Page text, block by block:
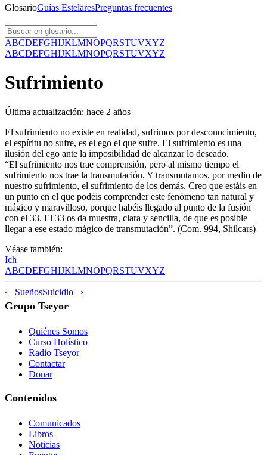
GlosarioGuías EstelaresPreguntas frecuentes
ABCDEFGHIJKLMNOPQRSTUVXYZ
ABCDEFGHIJKLMNOPQRSTUVXYZ
Sufrimiento
Última actualización: hace 2 años
El sufrimiento no existe en realidad, sufrimos por desconocimiento,
el espíritu no sufre, es el ego el que sufre. El sufrimiento es una
ilusión del ego ante la imposibilidad de alcanzar lo deseado.
“El sufrimiento nos trae comprensión, pero al mismo tiempo el
sufrimiento nos trae la transmutación. Y transmutamos, por medio de
nuestro sufrimiento, el sufrimiento de los demás. Creo que estáis en
un punto en el que podéis comprender este fenómeno tan natural y
mágico y maravilloso, porque habéis llegado al punto de la fusión
con el 33. El 33 os da muestra, clara y sencilla, de que es posible
llegar a ese estado mágico de transmutación”. (Com. 994, Shilcars)
Véase también:
Ich
ABCDEFGHIJKLMNOPQRSTUVXYZ
‹ SueñosSuicidio ›
Grupo Tseyor
Quiénes Somos
Curso Holístico
Radio Tseyor
Contactar
Donar
Contenidos
Comunicados
Libros
Noticias